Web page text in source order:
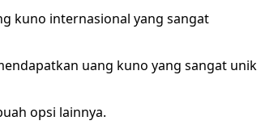
kuno internasional yang sangat
uang kuno yang sangat unik
opsi lainnya.